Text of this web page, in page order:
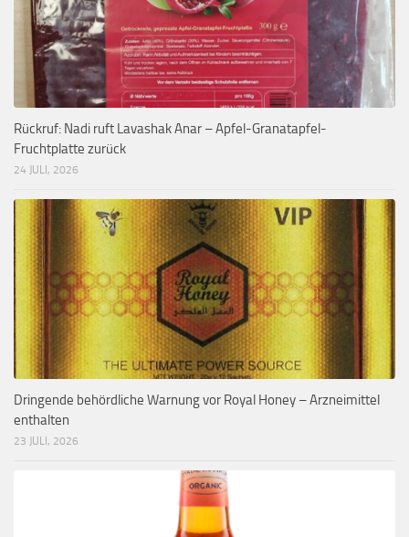
Rückruf: Nadi ruft Lavashak Anar – Apfel-Granatapfel-
Fruchtplatte zurück
24 JULI, 2026
Dringende behördliche Warnung vor Royal Honey – Arzneimittel
enthalten
23 JULI, 2026